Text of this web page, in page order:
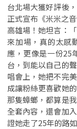
台北場大獲好評後
正式宣布《米米之
高雄場！她坦言：
來加場，真的太感
應，更像是一份25
台，到能以自己的
唱會上，她把不完
成讓粉絲更喜歡她
那隻蟑螂，都算是
全套內容，還會加
證她走了25年的路